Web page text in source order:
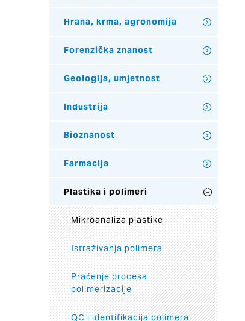
Hrana, krma, agronomija
Forenzička znanost
Geologija, umjetnost
Industrija
Bioznanost
Farmacija
Plastika i polimeri
Mikroanaliza plastike
Istraživanja polimera
Praćenje procesa
polimerizacije
QC i identifikacija polimera